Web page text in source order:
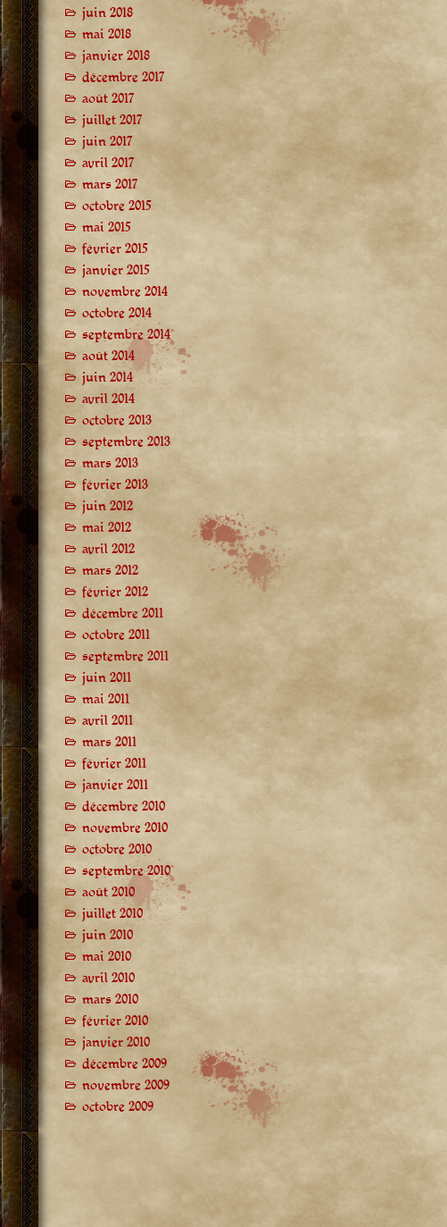
juin 2018
mai 2018
janvier 2018
décembre 2017
août 2017
juillet 2017
juin 2017
avril 2017
mars 2017
octobre 2015
mai 2015
février 2015
janvier 2015
novembre 2014
octobre 2014
septembre 2014
août 2014
juin 2014
avril 2014
octobre 2013
septembre 2013
mars 2013
février 2013
juin 2012
mai 2012
avril 2012
mars 2012
février 2012
décembre 2011
octobre 2011
septembre 2011
juin 2011
mai 2011
avril 2011
mars 2011
février 2011
janvier 2011
décembre 2010
novembre 2010
octobre 2010
septembre 2010
août 2010
juillet 2010
juin 2010
mai 2010
avril 2010
mars 2010
février 2010
janvier 2010
décembre 2009
novembre 2009
octobre 2009